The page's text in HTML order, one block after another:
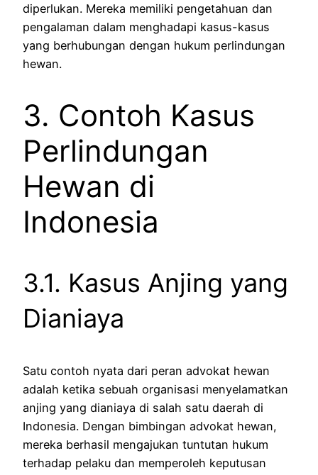
diperlukan. Mereka memiliki pengetahuan dan
pengalaman dalam menghadapi kasus-kasus
yang berhubungan dengan hukum perlindungan
hewan.
3. Contoh Kasus
Perlindungan
Hewan di
Indonesia
3.1. Kasus Anjing yang
Dianiaya
Satu contoh nyata dari peran advokat hewan
adalah ketika sebuah organisasi menyelamatkan
anjing yang dianiaya di salah satu daerah di
Indonesia. Dengan bimbingan advokat hewan,
mereka berhasil mengajukan tuntutan hukum
terhadap pelaku dan memperoleh keputusan